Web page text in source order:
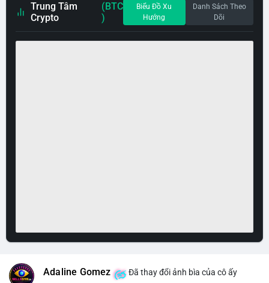
Trung Tâm
Crypto
(BTC
)
Biểu Đồ Xu
Hướng
Danh Sách Theo
Dõi
Adaline Gomez Đã thay đổi ảnh bìa của cô ấy